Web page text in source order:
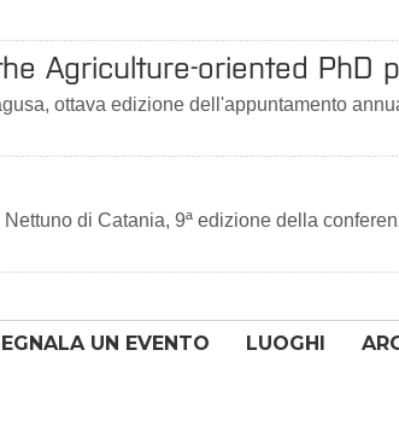
Agriculture-oriented PhD
ottava edizione dell'appuntamento
di Catania, 9ª edizione della
UN EVENTO LUOGHI